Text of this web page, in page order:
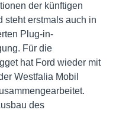
der künftigen
steht erstmals auch in
Plug-in-
Für die
hat Ford wieder mit
Westfalia Mobil
des